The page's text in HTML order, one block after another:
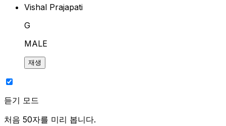
Vishal Prajapati
G
MALE
재생
듣기 모드
처음 50자를 미리 봅니다.